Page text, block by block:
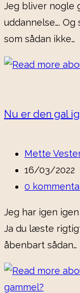
Jeg bliver nogle
uddannelse….
som sådan ikke…
Nu er den gal
Mette
16/03/2022
0
Jeg har igen
Ja du læste
åbenbart sådan…